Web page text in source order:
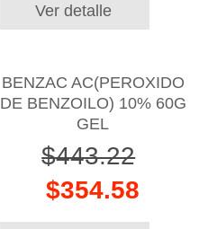
Ver detalle
BENZAC AC(PEROXIDO
DE BENZOILO) 10% 60G
GEL
$443.22
$354.58